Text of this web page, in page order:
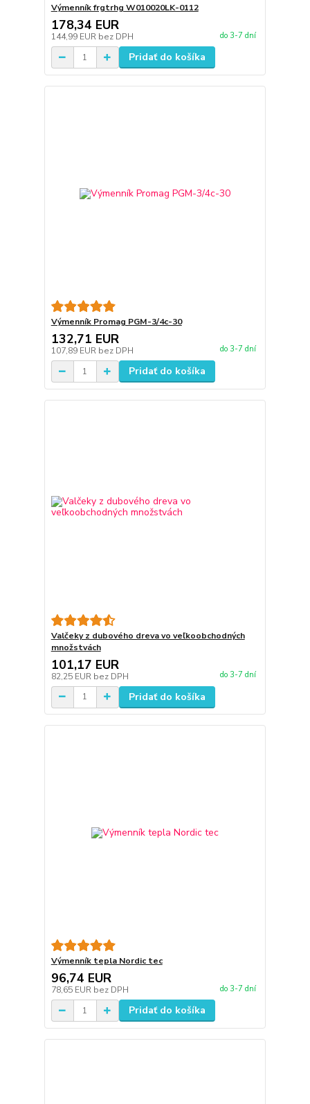
Výmenník frgtrhg W010020LK-0112
178,34 EUR
144,99 EUR bez DPH do 3-7 dní
Pridať do košíka
Výmenník Promag PGM-3/4c-30
132,71 EUR
107,89 EUR bez DPH do 3-7 dní
Pridať do košíka
Valčeky z dubového dreva vo veľkoobchodných
množstvách
101,17 EUR
82,25 EUR bez DPH do 3-7 dní
Pridať do košíka
Výmenník tepla Nordic tec
96,74 EUR
78,65 EUR bez DPH do 3-7 dní
Pridať do košíka